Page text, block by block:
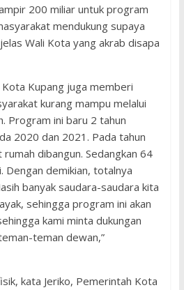
200 miliar untuk program
mendukung supaya
Wali Kota yang akrab disapa
Kupang juga memberi
kurang mampu melalui
Program ini baru 2 tahun
2020 dan 2021. Pada tahun
dibangun. Sedangkan 64
Dengan demikian, totalnya
banyak saudara-saudara kita
sehingga program ini akan
kami minta dukungan
teman dewan,”
kata Jeriko, Pemerintah Kota